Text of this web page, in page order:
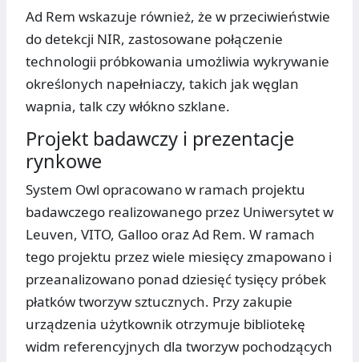
Ad Rem wskazuje również, że w przeciwieństwie
do detekcji NIR, zastosowane połączenie
technologii próbkowania umożliwia wykrywanie
określonych napełniaczy, takich jak węglan
wapnia, talk czy włókno szklane.
Projekt badawczy i prezentacje
rynkowe
System Owl opracowano w ramach projektu
badawczego realizowanego przez Uniwersytet w
Leuven, VITO, Galloo oraz Ad Rem. W ramach
tego projektu przez wiele miesięcy zmapowano i
przeanalizowano ponad dziesięć tysięcy próbek
płatków tworzyw sztucznych. Przy zakupie
urządzenia użytkownik otrzymuje bibliotekę
widm referencyjnych dla tworzyw pochodzących